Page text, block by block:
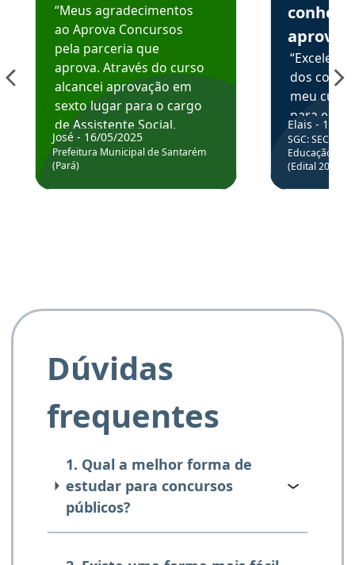
“Meus agradecimentos
ao Aprova Concursos
pela parceria que
aprova. Através do curso
alcancei aprovação em
sexto lugar para o cargo
de Assistente Social.
Hoje estou atuando na
Prefeitura de Santarém.
José - 16/05/2025
Prefeitura Municipal de Santarém
(Pará)
aprova
dos
meu
para
colocar
através
de
Elais - 15/
SGC: SEC BA
Educação
(Edital
Dúvidas
frequentes
1. Qual a melhor forma de
estudar para concursos
públicos?